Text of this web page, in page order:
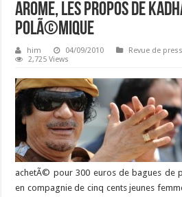
ARome, les propos de
polÃ©mique
him 04/09/2010 Revue de
2,725 Views
achetÃ© pour 300 euros de bagues de
en compagnie de cinq cents jeunes